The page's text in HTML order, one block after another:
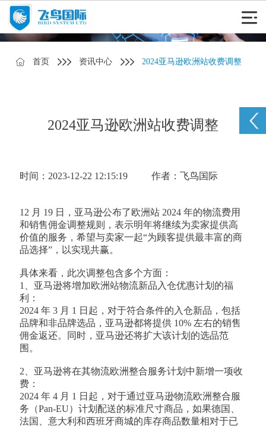
首页 资讯中心 2024亚马逊欧洲站收费调整
2024亚马逊欧洲站收费调整
时间：2023-12-22 12:15:19 作者：飞鸟国际
12 月 19 日，亚马逊公布了欧洲站 2024 年的物流费用
和销售佣金调整规则，表示明年将继续为卖家提供高
价值的服务，希望与卖家一起“为顾客提供最丰富的商
品选择”，以实现共赢。
具体来看，此次调整包含多个方面：
1、亚马逊将增加欧洲站物流新品入仓优惠计划的福
利：
2024 年 3 月 1 日起，对于符合条件的入仓新品，包括
品牌和非品牌选品，亚马逊都将提供 10% 左右的销售
佣金返还。同时，亚马逊还将扩大该计划的选品范
围。
2、亚马逊将在其物流欧洲整合服务计划中新增一项收
费：
2024 年 4 月 1 日起，对于通过亚马逊物流欧洲整合服
务（Pan-EU）计划配送的标准尺寸商品，如果德国、
法国、意大利和西班牙商城的库存商品数量相对于已